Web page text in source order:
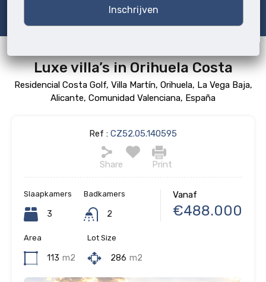
Zoeken
Luxe villa’s in Orihuela Costa
Residencial Costa Golf, Villa Martín, Orihuela, La Vega Baja,
Alicante, Comunidad Valenciana, España
Ref : CZ52.05.140595
Share Print
Vanaf
€488.000
Slaapkamers
3
Badkamers
2
Area
113 m2
Lot Size
286 m2